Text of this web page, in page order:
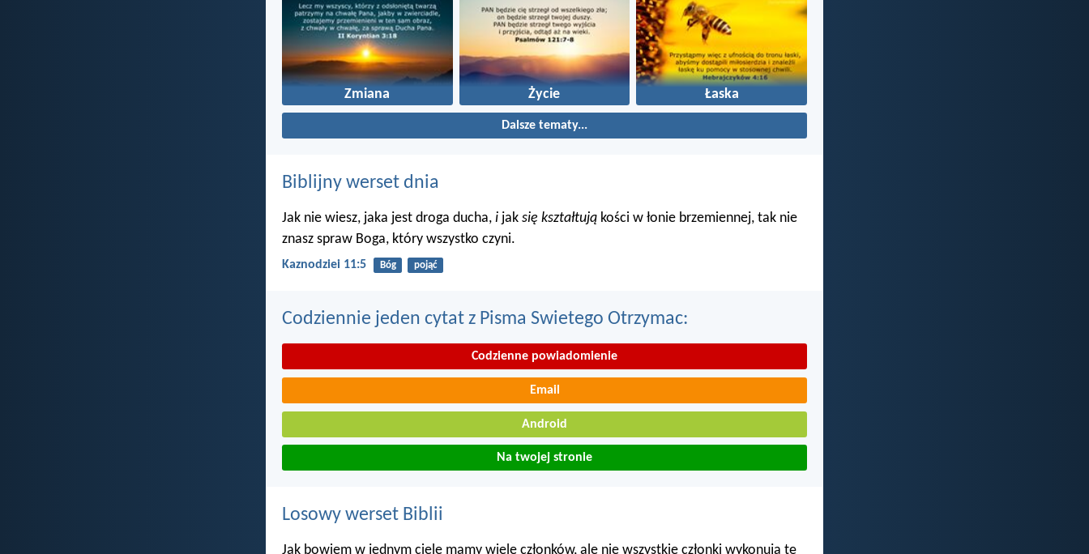
Zmiana Życie Łaska
Dalsze tematy...
Biblijny werset dnia
Jak nie wiesz, jaka jest droga ducha, i jak się kształtują kości w łonie brzemiennej, tak nie
znasz spraw Boga, który wszystko czyni.
Kaznodziei 11:5 Bóg pojąć
Codziennie jeden cytat z Pisma Swietego Otrzymac:
Codzienne powiadomienie
Email
Android
Na twojej stronie
Losowy werset Biblii
Jak bowiem w jednym ciele mamy wiele członków, ale nie wszystkie członki wykonują tę